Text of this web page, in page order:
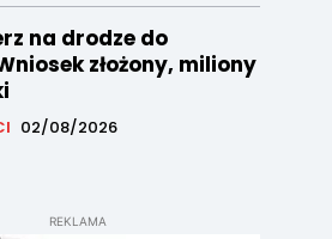
na drodze do
złożony, miliony
02/08/2026
REKLAMA